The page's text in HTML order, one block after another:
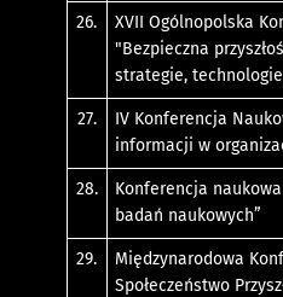
26.
XVII Ogólnopolska
"Bezpieczna
strategie,
27.
IV Konferencja
informacji w
28.
Konferencja
badań naukowych”
29.
Międzynarodowa
Społeczeństwo